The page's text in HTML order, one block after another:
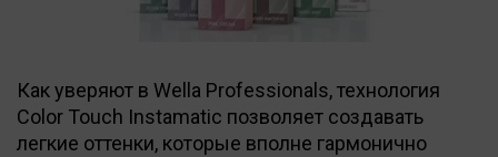
Как уверяют в Wella Professionals, технология
Color Touch Instamatic позволяет создавать
легкие оттенки, которые вполне гармонично